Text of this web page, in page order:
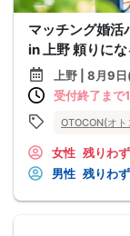
マッチング婚
in 上野 頼りに
上野 | 8月9
受付終了まで
OTOCON(オト
女性 残りわ
男性 残りわ